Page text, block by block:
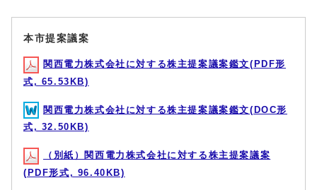
本市提案議案
関西電力株式会社に対する株主提案議案鑑文(PDF形
式, 65.53KB)
関西電力株式会社に対する株主提案議案鑑文(DOC形
式, 32.50KB)
（別紙）関西電力株式会社に対する株主提案議案
(PDF形式, 96.40KB)